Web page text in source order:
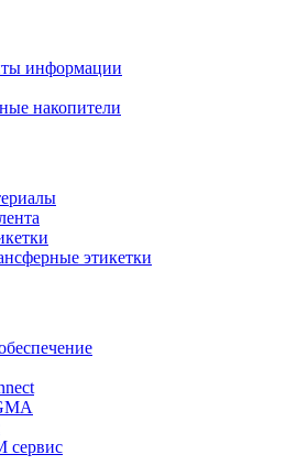
информации
накопители
этикетки